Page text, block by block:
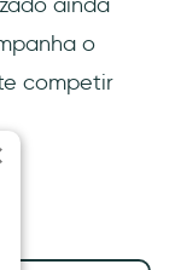
o
competir